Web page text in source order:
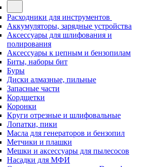
Расходники для инструментов
Аккумуляторы, зарядные устройства
Аксессуары для шлифования и
полирования
Аксессуары к цепным и бензопилам
Биты, наборы бит
Буры
Диски алмазные, пильные
Запасные части
Кордщетки
Коронки
Круги отрезные и шлифовальные
Лопатки, пики
Масла для генераторов и бензопил
Метчики и плашки
Мешки и аксессуары для пылесосов
Насадки для МФИ